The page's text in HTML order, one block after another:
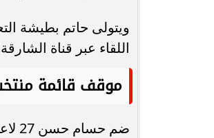
ويتولى حاتم بطيشة
اللقاء عبر قناة
موقف قائمة
ضم